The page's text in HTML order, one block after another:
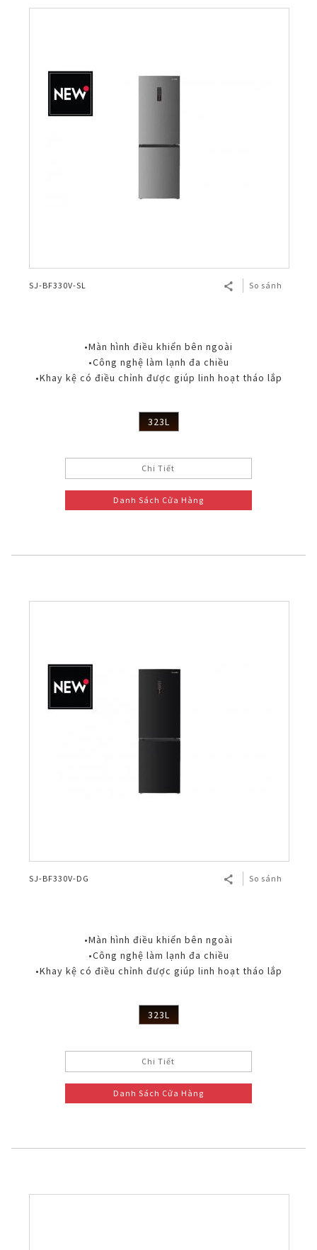
SJ-BF330V-SL So sánh
•Màn hình điều khiển bên ngoài
•Công nghệ làm lạnh đa chiều
•Khay kệ có điều chỉnh được giúp linh hoạt tháo lắp
323L
Chi Tiết
Danh Sách Cửa Hàng
SJ-BF330V-DG So sánh
•Màn hình điều khiển bên ngoài
•Công nghệ làm lạnh đa chiều
•Khay kệ có điều chỉnh được giúp linh hoạt tháo lắp
323L
Chi Tiết
Danh Sách Cửa Hàng